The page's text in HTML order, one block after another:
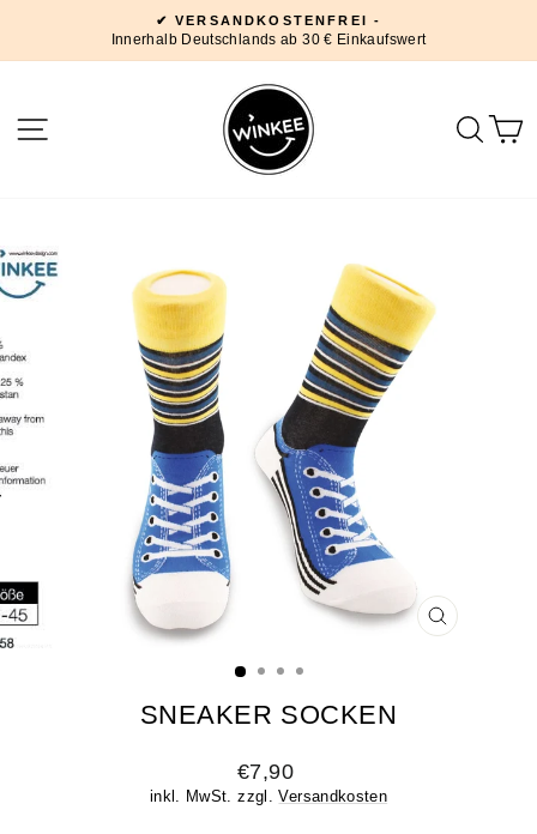
Inhalt
Pause
✔ VERSANDKOSTENFREI -
Innerhalb Deutschlands ab 30 € Einkaufswert
SEITENNAVIGATION
SNEAKER SOCKEN
Normaler
Preis
€7,90
inkl. MwSt. zzgl.Versandkosten